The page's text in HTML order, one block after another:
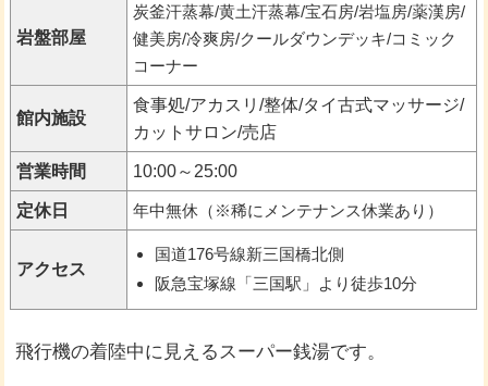
岩盤部屋
炭釜汗蒸幕/黄土汗蒸幕/宝石房/岩塩房/薬漢房/
健美房/冷爽房/クールダウンデッキ/コミック
コーナー
館内施設
食事処/アカスリ/整体/タイ古式マッサージ/
カットサロン/売店
営業時間 10:00～25:00
定休日 年中無休（※稀にメンテナンス休業あり）
アクセス
国道176号線新三国橋北側
阪急宝塚線「三国駅」より徒歩10分
飛行機の着陸中に見えるスーパー銭湯です。